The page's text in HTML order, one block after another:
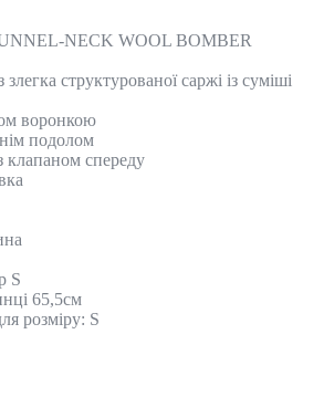
NECK WOOL BOMBER
структурованої саржі із суміші
воронкою
подолом
спереду
S
65,5см
розміру: S